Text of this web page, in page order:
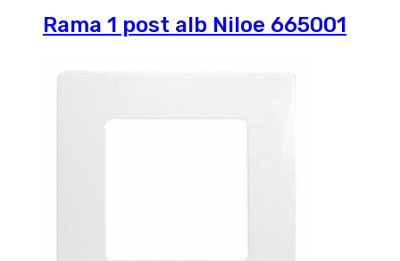
Rama 1 post alb Niloe 665001